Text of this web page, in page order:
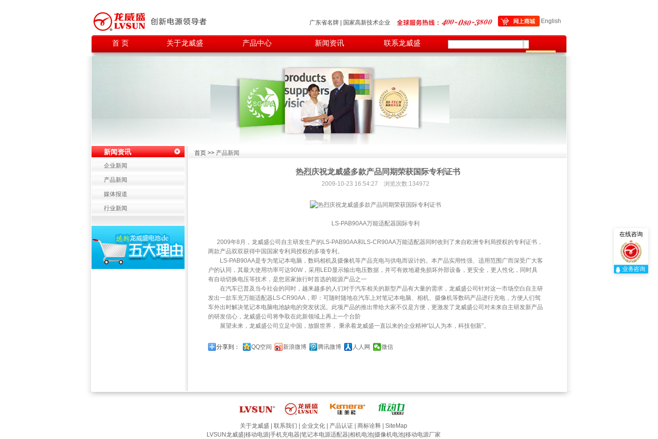
English
广东省名牌 | 国家高新技术企业
首 页 关于龙威盛 产品中心 新闻资讯 联系龙威盛
在线咨询
业务咨询
新闻资讯
企业新闻
产品新闻
媒体报道
行业新闻
首页 >> 产品新闻
热烈庆祝龙威盛多款产品同期荣获国际专利证书
2009-10-23 16:54:27 浏览次数:134972
LS-PAB90AA万能适配器国际专利
2009年8月，龙威盛公司自主研发生产的LS-PAB90AA和LS-CR90AA万能适配器同时收到了来自欧洲专利局授权的专利证书，
两款产品双双获得中国国家专利局授权的多项专利。
LS-PAB90AA是专为笔记本电脑，数码相机及摄像机等产品充电与供电而设计的。本产品实用性强、适用范围广而深受广大客
户的认同，其最大使用功率可达90W，采用LED显示输出电压数据，并可有效地避免损坏外部设备，更安全，更人性化，同时具
有自动切换电压等技术，是您居家旅行时首选的能源产品之一
在汽车已普及当今社会的同时，越来越多的人们对于汽车相关的新型产品有大量的需求，龙威盛公司针对这一市场空白自主研
发出一款车充万能适配器LS-CR90AA，即：可随时随地在汽车上对笔记本电脑、相机、摄像机等数码产品进行充电，方便人们驾
车外出时解决笔记本电脑电池缺电的突发状况。此项产品的推出带给大家不仅是方便，更激发了龙威盛公司对未来自主研发新产品
的研发信心，龙威盛公司将争取在此新领域上再上一个台阶
展望未来，龙威盛公司立足中国，放眼世界， 秉承着龙威盛一直以来的企业精神“以人为本，科技创新”。
分享到： QQ空间 新浪微博 腾讯微博 人人网 微信
关于龙威盛 联系我们 企业文化 产品认证 商标诠释
SiteMap
LVSUN龙威盛 移动电源 手机充电器 笔记本电源适配器 相机电池 摄像机电池 移动电源厂家